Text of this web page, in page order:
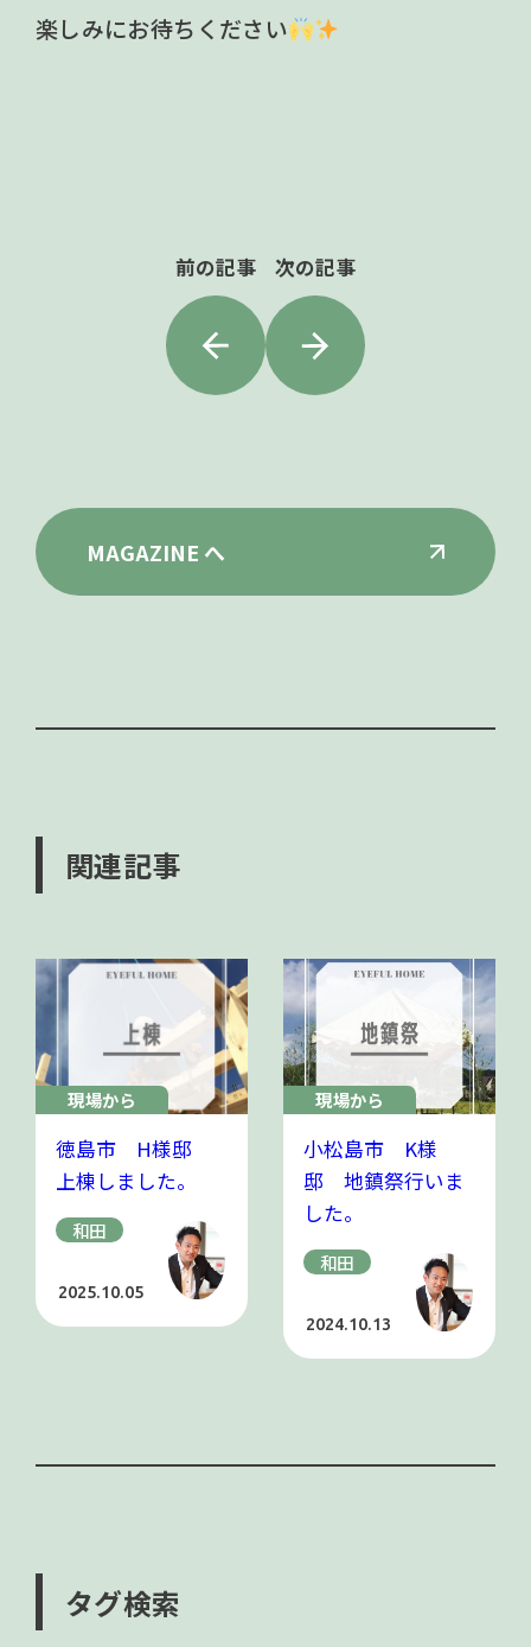
楽しみにお待ちください
前の記事 次の記事
MAGAZINE へ
関連記事
現場から
徳島市 H様邸
上棟しました。
和田
2025.10.05
現場から
小松島市 K様
邸 地鎮祭行いま
した。
和田
2024.10.13
タグ検索